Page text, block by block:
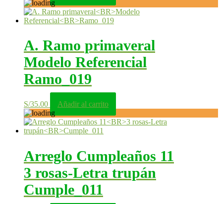
A. Ramo primaveral
Modelo Referencial
Ramo_019
S/35.00 Añadir al carrito
Arreglo Cumpleaños 11
3 rosas-Letra trupán
Cumple_011